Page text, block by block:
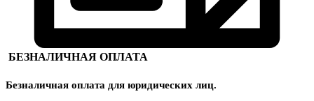
БЕЗНАЛИЧНАЯ ОПЛАТА
Безналичная оплата для юридических лиц.